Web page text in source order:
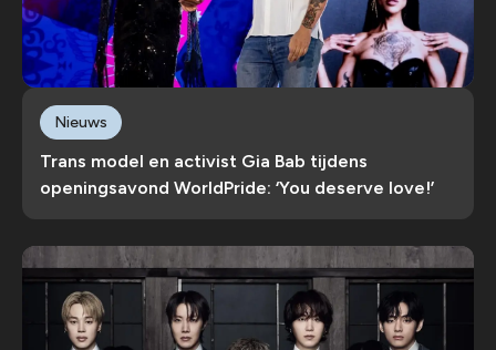
Trans model en activist Gia Bab tijdens
openingsavond WorldPride: ‘You deserve love!’
Nieuws